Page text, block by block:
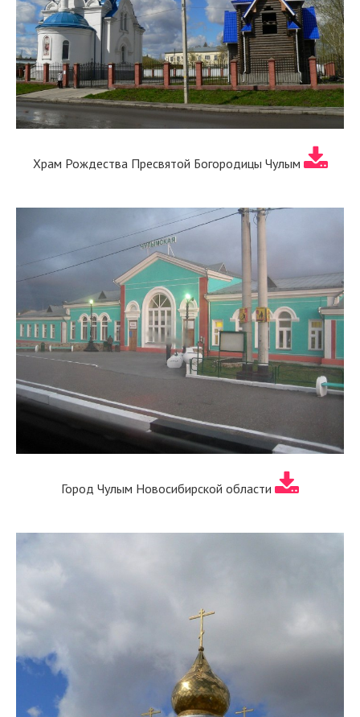
Храм Рождества Пресвятой Богородицы Чулым
Город Чулым Новосибирской области